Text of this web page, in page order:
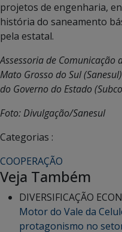
projetos de engenharia,
história do saneamento
pela estatal.
Assessoria de Comunicação
Mato Grosso do Sul
do Governo do Estado
Foto: Divulgação/Sanesul
Categorias :
COOPERAÇÃO
Veja Também
DIVERSIFICAÇÃO
Motor do Vale da
protagonismo no